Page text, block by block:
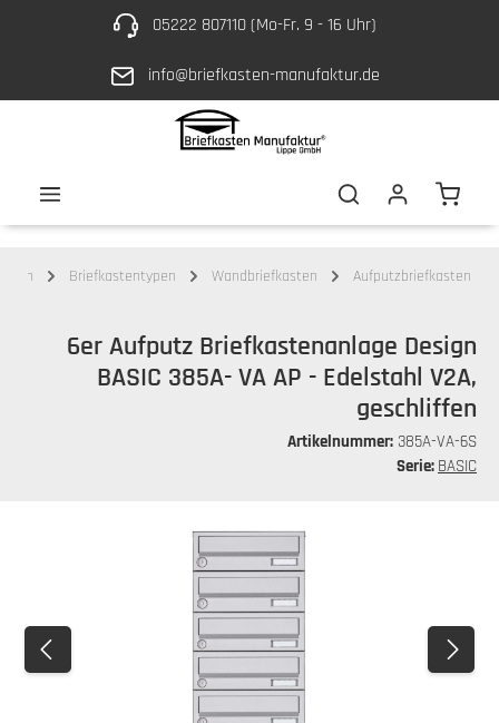
Zum Hauptinhalt springen05222 807110 (Mo-Fr. 9 - 16 Uhr)
info@briefkasten-manufaktur.de
Briefkastentypen Wandbriefkasten Aufputzbriefkasten
6er Aufputz Briefkastenanlage Design
BASIC 385A- VA AP - Edelstahl V2A,
geschliffen
Artikelnummer: 385A-VA-6S
Serie: BASIC
Bildergalerie überspringen